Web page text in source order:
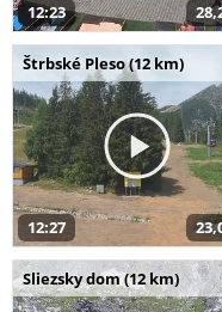
12:23
Štrbské Pleso (12 km)
12:27
Sliezsky dom (12 km)